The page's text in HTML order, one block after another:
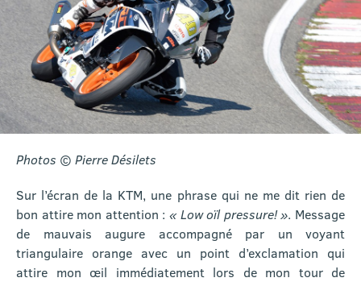
Photos © Pierre Désilets
Sur l’écran de la KTM, une phrase qui ne me dit rien de
bon attire mon attention : « Low oïl pressure! ». Message
de mauvais augure accompagné par un voyant
triangulaire orange avec un point d’exclamation qui
attire mon œil immédiatement lors de mon tour de